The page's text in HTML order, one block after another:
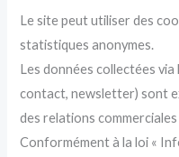
Le site peut utiliser des
statistiques anonymes.
Les données collectées
contact, newsletter) sont
des relations
Conformément à la loi «